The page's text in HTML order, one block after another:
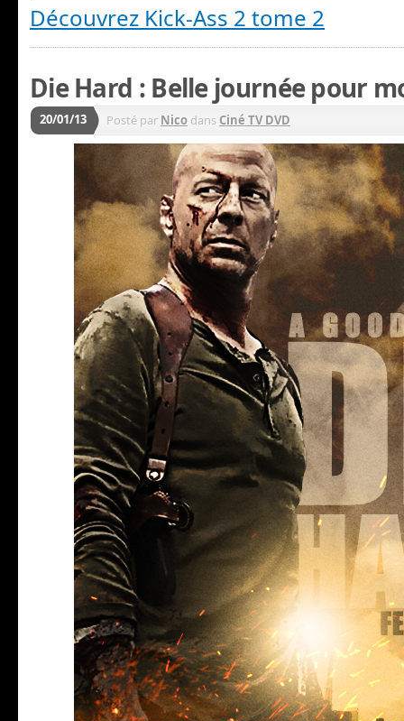
Découvrez Kick-Ass 2 tome 2
Die Hard : Belle journée pour
20/01/13 Posté par Nico dans Ciné TV DVD